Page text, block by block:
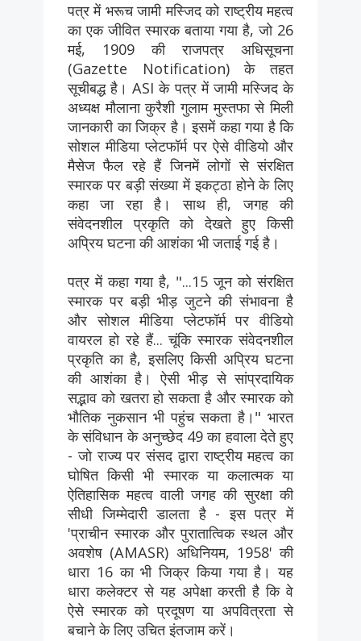
पत्र में भरूच जामी मस्जिद को राष्ट्रीय महत्व
का एक जीवित स्मारक बताया गया है, जो 26
मई, 1909 की राजपत्र अधिसूचना
(Gazette Notification) के तहत
सूचीबद्ध है। ASI के पत्र में जामी मस्जिद के
अध्यक्ष मौलाना कुरैशी गुलाम मुस्तफा से मिली
जानकारी का जिक्र है। इसमें कहा गया है कि
सोशल मीडिया प्लेटफॉर्म पर ऐसे वीडियो और
मैसेज फैल रहे हैं जिनमें लोगों से संरक्षित
स्मारक पर बड़ी संख्या में इकट्ठा होने के लिए
कहा जा रहा है। साथ ही, जगह की
संवेदनशील प्रकृति को देखते हुए किसी
अप्रिय घटना की आशंका भी जताई गई है।
पत्र में कहा गया है, "...15 जून को संरक्षित
स्मारक पर बड़ी भीड़ जुटने की संभावना है
और सोशल मीडिया प्लेटफॉर्म पर वीडियो
वायरल हो रहे हैं... चूंकि स्मारक संवेदनशील
प्रकृति का है, इसलिए किसी अप्रिय घटना
की आशंका है। ऐसी भीड़ से सांप्रदायिक
सद्भाव को खतरा हो सकता है और स्मारक को
भौतिक नुकसान भी पहुंच सकता है।" भारत
के संविधान के अनुच्छेद 49 का हवाला देते हुए
- जो राज्य पर संसद द्वारा राष्ट्रीय महत्व का
घोषित किसी भी स्मारक या कलात्मक या
ऐतिहासिक महत्व वाली जगह की सुरक्षा की
सीधी जिम्मेदारी डालता है - इस पत्र में
'प्राचीन स्मारक और पुरातात्विक स्थल और
अवशेष (AMASR) अधिनियम, 1958' की
धारा 16 का भी जिक्र किया गया है। यह
धारा कलेक्टर से यह अपेक्षा करती है कि वे
ऐसे स्मारक को प्रदूषण या अपवित्रता से
बचाने के लिए उचित इंतजाम करें।